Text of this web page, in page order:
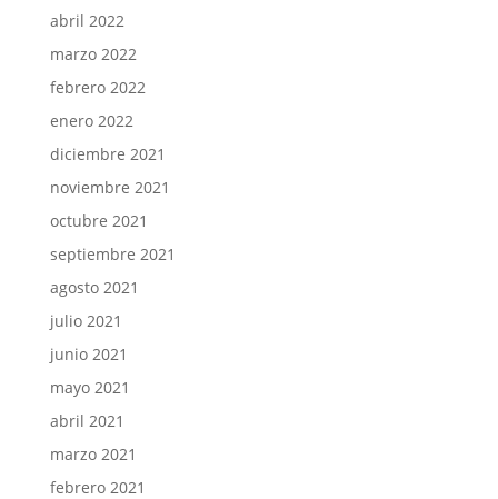
abril 2022
marzo 2022
febrero 2022
enero 2022
diciembre 2021
noviembre 2021
octubre 2021
septiembre 2021
agosto 2021
julio 2021
junio 2021
mayo 2021
abril 2021
marzo 2021
febrero 2021